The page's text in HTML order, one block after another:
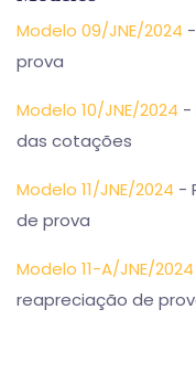
Modelo 09/JNE/2024
prova
Modelo 10/JNE/2024 -
das cotações
Modelo 11/JNE/2024 -
de prova
Modelo 11-A/JNE/2024
reapreciação de